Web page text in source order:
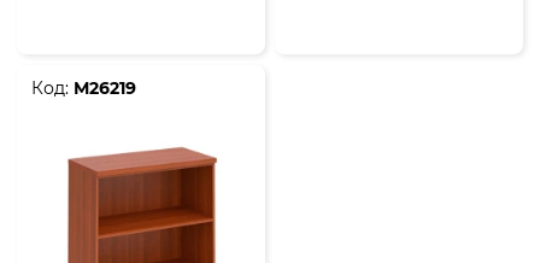
Код: М26219